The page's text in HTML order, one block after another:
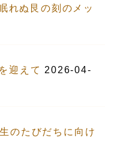
れぬ艮の刻のメッ
迎えて 2026-04-
のたびだちに向け